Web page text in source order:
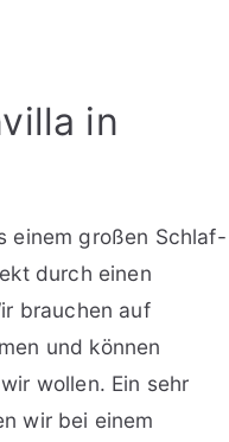
in
einem großen Schlaf-
durch einen
brauchen auf
und können
wollen. Ein sehr
wir bei einem